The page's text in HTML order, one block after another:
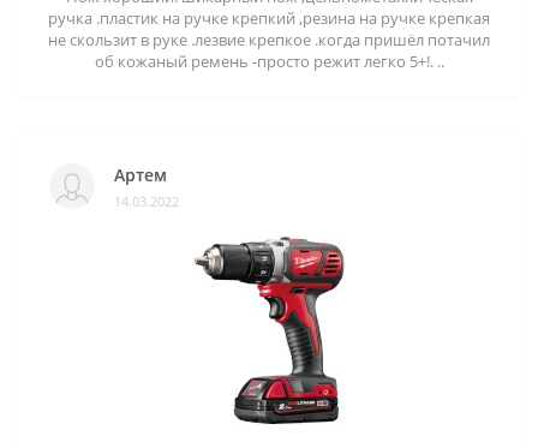
ручка .пластик на ручке крепкий ,резина на ручке крепкая
не скользит в руке .лезвие крепкое .когда пришёл потачил
об кожаный ремень -просто режит легко 5+!. ..
Артем
14.03.2022